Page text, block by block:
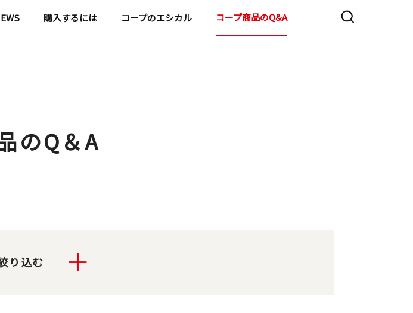
購入するには コープのエシカル コープ商品のQ&A
のQ＆A
り込む